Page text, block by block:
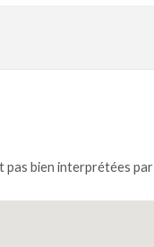
pas bien interprétées par